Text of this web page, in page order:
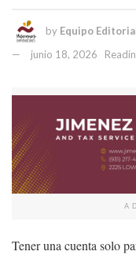
by Equipo
junio 18, 2026
Tener una cuenta solo